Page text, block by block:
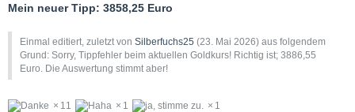
Mein neuer Tipp: 3858,25 Euro
Einmal editiert, zuletzt von Silberfuchs25 (23. Mai 2026) aus folgendem
Grund: Sorry, Tippfehler beim aktuellen Goldkurs! Richtig ist; 3886,55
Euro. Die Auswertung stimmt aber!
11 1 1